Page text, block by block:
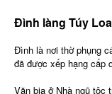
Đình làng Túy
Đình là nơi thờ phụng
đã được xếp hạng cấp
Văn bia ở Nhà ngũ tộc